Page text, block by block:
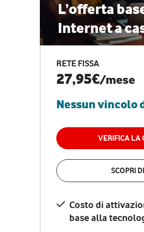
L’offerta
Internet a
RETE FISSA
27,95€/mese
Nessun vincolo
VERIFICA LA
SCOPRI
Costo di
base alla